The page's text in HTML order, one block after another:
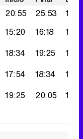
20:55 25:53
15:20 16:18
18:34 19:25
17:54 18:34
19:25 20:05